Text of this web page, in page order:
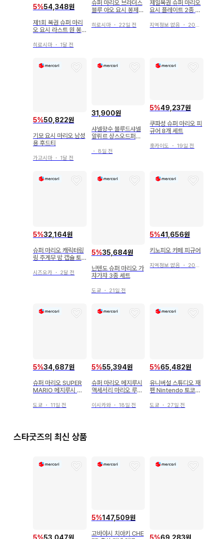
5%54,348원
제1회 복권 슈퍼 마리
오 요시 라스트 원 봉
알
히로시마 ・ 1달 전
슈퍼 마리오 브라더스
블루 아오 요시 봉제
히로시마・ 22일 전
제일복권 슈퍼 마리오
요시 플레이트 2종 세
지역정보 없음 ・ 20일 전
5%50,822원
기모 요시 마리오 남성
용 후드티
가고시마 ・ 1달 전
31,900원
샤넬향수 블루드샤넬
알뤼르 샹스오드퍼퓸
브 코코마드모아젤 디
닝 재즈클럽
・ 8일 전
5%49,237원
쿠파성 슈퍼 마리오 피
규어 8개 세트
홋카이도 ・ 19일 전
5%32,164원
슈퍼 마리오 캐릭터링
링 주게무 밤 캡슐 토
시즈오카 ・ 2달 전
5%35,684원
닌텐도 슈퍼 마리오 가
챠가챠 3종 세트
도쿄 ・ 21일 전
5%41,656원
키노피오 카페 피규어
지역정보 없음 ・ 20일 전
5%34,687원
슈퍼 마리오 SUPER
MARIO 메지루시 액
도쿄 ・ 11일 전
5%55,394원
슈퍼 마리오 메지루시
액세서리 마리오 루이
오
이시카와・ 18일 전
5%65,482원
유니버설 스튜디오 재
팬 Nintendo 토코토
도쿄 ・ 27일 전
스타굿즈의 최신 상품
5%147,509원
고바야시 치아키 CHE